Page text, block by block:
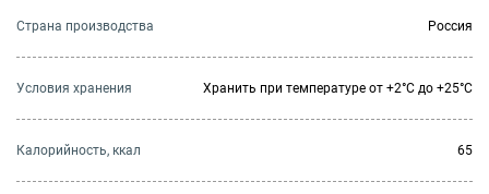
Страна производства Россия
Условия хранения Хранить при температуре от +2°С до +25°С
Калорийность, ккал 65